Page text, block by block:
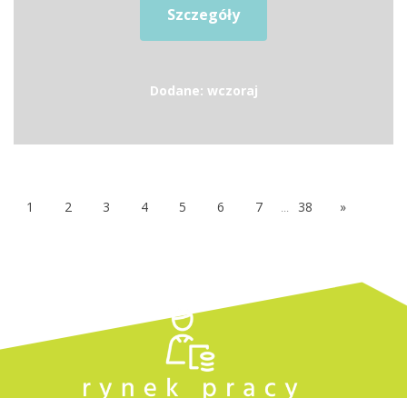
Szczegóły
Dodane: wczoraj
1 2 3 4 5 6 7 ... 38 »